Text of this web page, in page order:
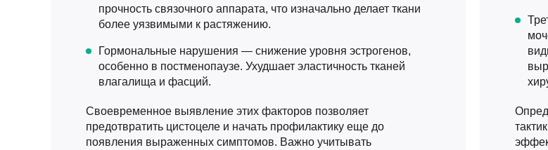
прочность связочного аппарата, что изначально делает ткани
более уязвимыми к растяжению.
Гормональные нарушения — снижение уровня эстрогенов,
особенно в постменопаузе. Ухудшает эластичность тканей
влагалища и фасций.
Своевременное выявление этих факторов позволяет
предотвратить цистоцеле и начать профилактику еще до
появления выраженных симптомов. Важно учитывать